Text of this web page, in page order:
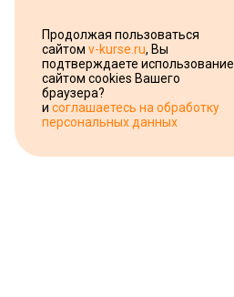
Продолжая пользоваться
сайтом v-kurse.ru, Вы
подтверждаете использование
сайтом cookies Вашего
браузера?
и соглашаетесь на обработку
персональных данных